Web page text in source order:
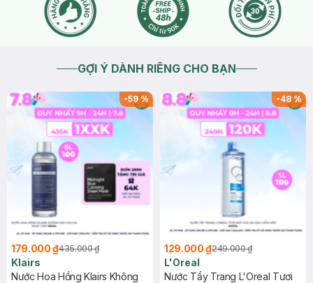
GỢI Ý DÀNH RIÊNG CHO BẠN
-59%
179.000 ₫435.000 ₫
Klairs
Nước Hoa Hồng Klairs Không
-48%
129.000 ₫249.000 ₫
L'Oreal
Nước Tẩy Trang L'Oreal Tươi